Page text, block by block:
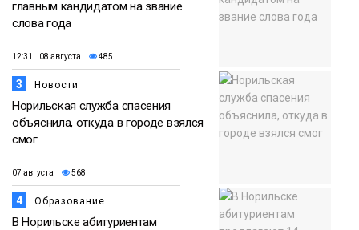
главным кандидатом на звание
слова года
12:31 08 августа 485
3 Новости
Норильская служба спасения
объяснила, откуда в городе взялся
смог
07 августа 568
4 Образование
В Норильске абитуриентам